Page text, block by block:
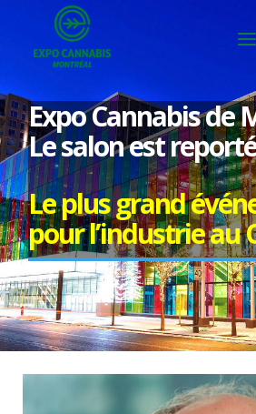
Expo Cannabis de
Le salon est
Le plus grand
pour l’industrie au